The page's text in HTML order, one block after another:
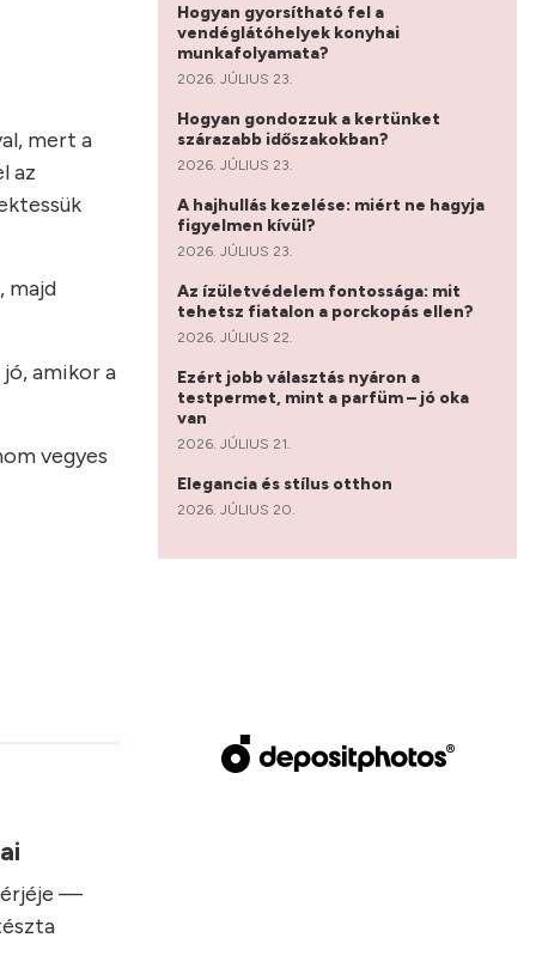
mert a
az
majd
amikor a
vegyes
—
Hogyan gyorsítható fel a
vendéglátóhelyek konyhai
munkafolyamata?
2026. JÚLIUS 23.
Hogyan gondozzuk a kertünket
szárazabb időszakokban?
2026. JÚLIUS 23.
A hajhullás kezelése: miért ne hagyja
figyelmen kívül?
2026. JÚLIUS 23.
Az ízületvédelem fontossága: mit
tehetsz fiatalon a porckopás ellen?
2026. JÚLIUS 22.
Ezért jobb választás nyáron a
testpermet, mint a parfüm – jó oka
van
2026. JÚLIUS 21.
Elegancia és stílus otthon
2026. JÚLIUS 20.